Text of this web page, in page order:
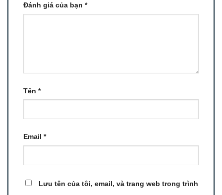
Đánh giá của bạn *
Tên *
Email *
Lưu tên của tôi, email, và trang web trong trình